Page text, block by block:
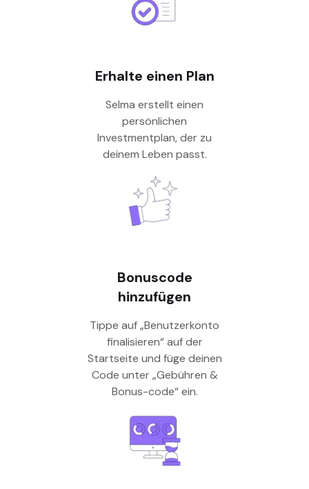
Erhalte einen Plan
Selma erstellt einen
persönlichen
Investmentplan, der zu
deinem Leben passt.
Bonuscode
hinzufügen
Tippe auf „Benutzerkonto
finalisieren“ auf der
Startseite und füge deinen
Code unter „Gebühren &
Bonus-code“ ein.